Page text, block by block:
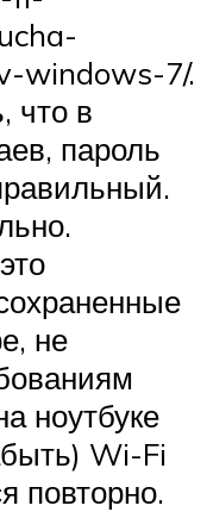
windows-7/.
что в
пароль
не
ноутбуке
Wi-Fi
повторно.